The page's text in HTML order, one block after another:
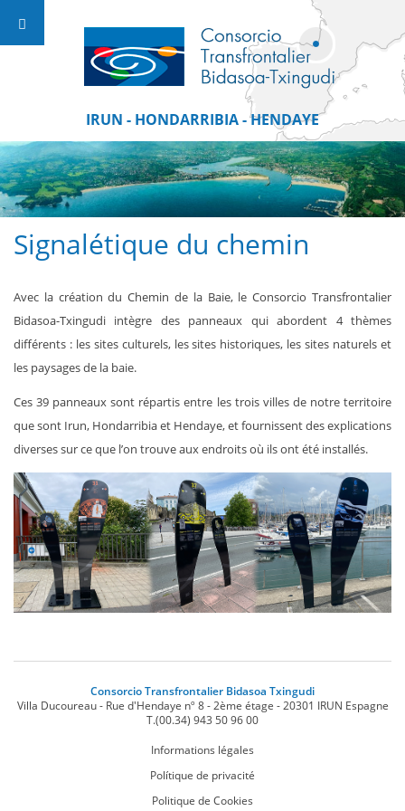
IRUN - HONDARRIBIA - HENDAYE
Signalétique du chemin
Avec la création du Chemin de la Baie, le Consorcio Transfrontalier
Bidasoa-Txingudi intègre des panneaux qui abordent 4 thèmes
différents : les sites culturels, les sites historiques, les sites naturels et
les paysages de la baie.
Ces 39 panneaux sont répartis entre les trois villes de notre territoire
que sont Irun, Hondarribia et Hendaye, et fournissent des explications
diverses sur ce que l’on trouve aux endroits où ils ont été installés.
Consorcio Transfrontalier Bidasoa Txingudi
Villa Ducoureau - Rue d'Hendaye nº 8 - 2ème étage -20301 IRUN Espagne
T.(00.34) 943 50 96 00
Informations légales
Polítique de privacité
Politique de Cookies